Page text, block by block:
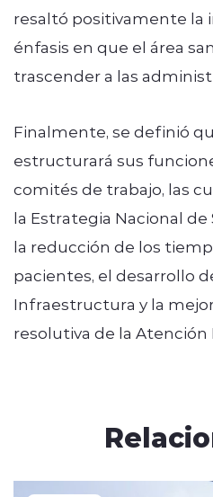
resaltó positivamente la
énfasis en que el área
trascender a las
Finalmente, se definió
estructurará sus
comités de trabajo, las
la Estrategia Nacional de
la reducción de los
pacientes, el desarrollo
Infraestructura y la
resolutiva de la Atención